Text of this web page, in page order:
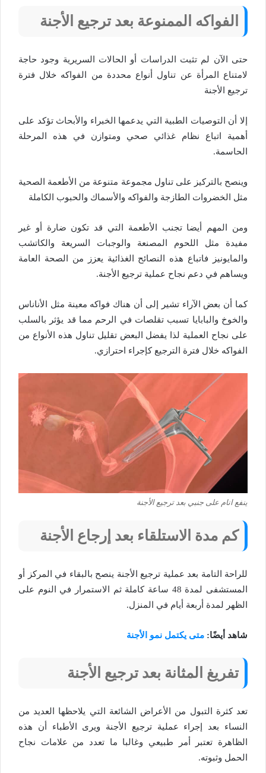
الفواكه الممنوعة بعد ترجيع الأجنة
حتى الآن لم تثبت الدراسات أو الحالات السريرية وجود حاجة
لامتناع المرأة عن تناول أنواع محددة من الفواكه خلال فترة
ترجيع الأجنة
إلا أن التوصيات الطبية التي يدعمها الخبراء والأبحاث تؤكد على
أهمية اتباع نظام غذائي صحي ومتوازن في هذه المرحلة
الحاسمة.
وينصح بالتركيز على تناول مجموعة متنوعة من الأطعمة الصحية
مثل الخضروات الطازجة والفواكه والأسماك والحبوب الكاملة
ومن المهم أيضا تجنب الأطعمة التي قد تكون ضارة أو غير
مفيدة مثل اللحوم المصنعة والوجبات السريعة والكاتشب
والمايونيز فاتباع هذه النصائح الغذائية يعزز من الصحة العامة
ويساهم في دعم نجاح عملية ترجيع الأجنة.
كما أن بعض الآراء تشير إلى أن هناك فواكه معينة مثل الأناناس
والخوخ والبابايا تسبب تقلصات في الرحم مما قد يؤثر بالسلب
على نجاح العملية لذا يفضل البعض تقليل تناول هذه الأنواع من
الفواكه خلال فترة الترجيع كإجراء احترازي.
ينفع انام على جنبي بعد ترجيع الأجنة
كم مدة الاستلقاء بعد إرجاع الأجنة
للراحة التامة بعد عملية ترجيع الأجنة ينصح بالبقاء في المركز أو
المستشفى لمدة 48 ساعة كاملة ثم الاستمرار في النوم على
الظهر لمدة أربعة أيام في المنزل.
شاهد أيضًا: متى يكتمل نمو الأجنة
تفريغ المثانة بعد ترجيع الأجنة
تعد كثرة التبول من الأعراض الشائعة التي يلاحظها العديد من
النساء بعد إجراء عملية ترجيع الأجنة ويرى الأطباء أن هذه
الظاهرة تعتبر أمر طبيعي وغالبا ما تعدد من علامات نجاح
الحمل وثبوته.